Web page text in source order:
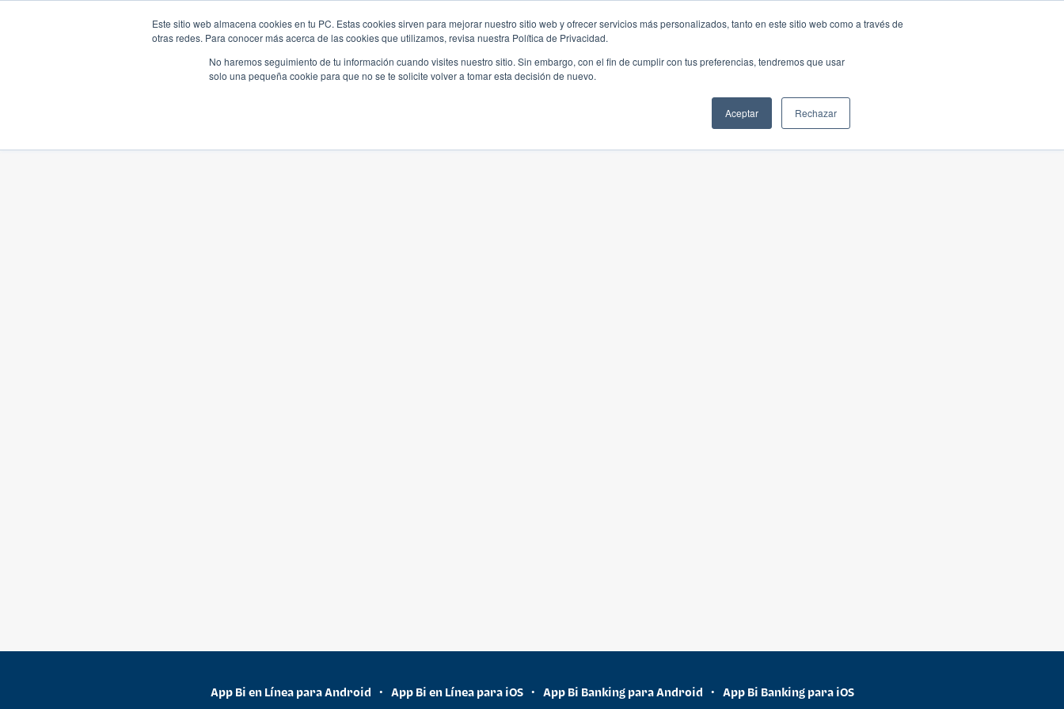
Este sitio web almacena cookies en tu PC. Estas cookies sirven para mejorar nuestro sitio web y ofrecer servicios más personalizados, tanto en este sitio web como a través de
otras redes. Para conocer más acerca de las cookies que utilizamos, revisa nuestra Política de Privacidad.
No haremos seguimiento de tu información cuando visites nuestro sitio. Sin embargo, con el fin de cumplir con tus preferencias, tendremos que usar
solo una pequeña cookie para que no se te solicite volver a tomar esta decisión de nuevo.
Aceptar Rechazar
App Bi en Línea para Android • App Bi en Línea para iOS • App Bi Banking para Android • App Bi Banking para iOS